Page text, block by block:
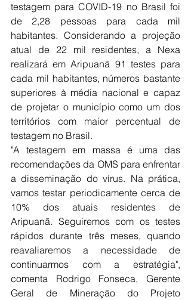
testagem para COVID-19 no Brasil foi
de 2,28 pessoas para cada mil
habitantes. Considerando a projeção
atual de 22 mil residentes, a Nexa
realizará em Aripuanã 91 testes para
cada mil habitantes, números bastante
superiores à média nacional e capaz
de projetar o município como um dos
territórios com maior percentual de
testagem no Brasil.
"A testagem em massa é uma das
recomendações da OMS para enfrentar
a disseminação do vírus. Na prática,
vamos testar periodicamente cerca de
10% dos atuais residentes de
Aripuanã. Seguiremos com os testes
rápidos durante três meses, quando
reavaliaremos a necessidade de
continuarmos com a estratégia",
comenta Rodrigo Fonseca, Gerente
Geral de Mineração do Projeto